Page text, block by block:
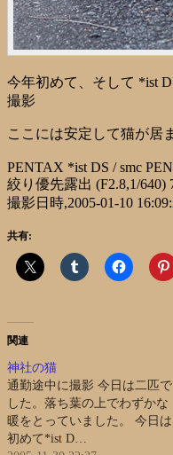
今年初めて、そして *ist
撮影
ここには安定して猫が居
PENTAX *ist DS / smc
絞り優先露出 (F2.8,1/640)
撮影日時,2005-01-10
共有:
関連
神社の猫
通勤途中に撮影 今日は二匹で
した。落ち葉の上でわずかな
暖をとっていました。 今日は
初めて*ist D…